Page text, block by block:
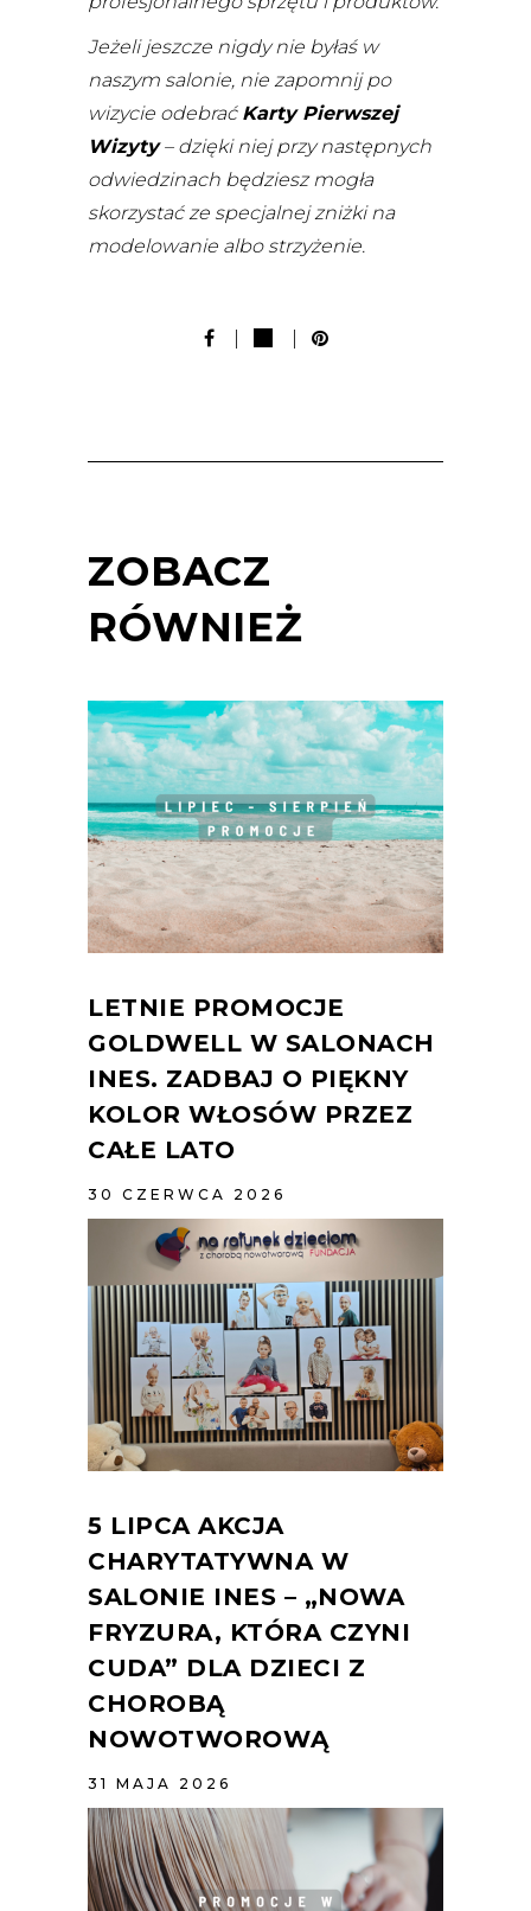
Jeżeli jeszcze nigdy nie byłaś w
naszym salonie, nie zapomnij po
wizycie odebrać Karty Pierwszej
Wizyty– dzięki niej przy następnych
odwiedzinach będziesz mogła
skorzystać ze specjalnej zniżki na
modelowanie albo strzyżenie.
ZOBACZ
RÓWNIEŻ
LETNIE PROMOCJE
GOLDWELL W SALONACH
INES. ZADBAJ O PIĘKNY
KOLOR WŁOSÓW PRZEZ
CAŁE LATO
30 CZERWCA 2026
5 LIPCA AKCJA
CHARYTATYWNA W
SALONIE INES – „NOWA
FRYZURA, KTÓRA CZYNI
CUDA” DLA DZIECI Z
CHOROBĄ
NOWOTWOROWĄ
31 MAJA 2026